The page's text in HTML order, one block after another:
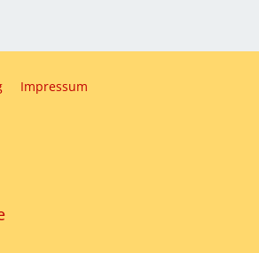
Impressum